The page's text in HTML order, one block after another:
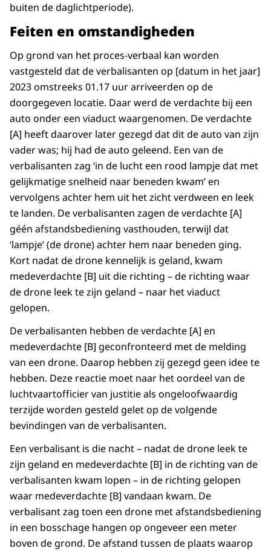
buiten de daglichtperiode).
Feiten en omstandigheden
Op grond van het proces-verbaal kan worden
vastgesteld dat de verbalisanten op [datum in het jaar]
2023 omstreeks 01.17 uur arriveerden op de
doorgegeven locatie. Daar werd de verdachte bij een
auto onder een viaduct waargenomen. De verdachte
[A] heeft daarover later gezegd dat dit de auto van zijn
vader was; hij had de auto geleend. Een van de
verbalisanten zag ‘in de lucht een rood lampje dat met
gelijkmatige snelheid naar beneden kwam’ en
vervolgens achter hem uit het zicht verdween en leek
te landen. De verbalisanten zagen de verdachte [A]
géén afstandsbediening vasthouden, terwijl dat
‘lampje’ (de drone) achter hem naar beneden ging.
Kort nadat de drone kennelijk is geland, kwam
medeverdachte [B] uit die richting – de richting waar
de drone leek te zijn geland – naar het viaduct
gelopen.
De verbalisanten hebben de verdachte [A] en
medeverdachte [B] geconfronteerd met de melding
van een drone. Daarop hebben zij gezegd geen idee te
hebben. Deze reactie moet naar het oordeel van de
luchtvaartofficier van justitie als ongeloofwaardig
terzijde worden gesteld gelet op de volgende
bevindingen van de verbalisanten.
Een verbalisant is die nacht – nadat de drone leek te
zijn geland en medeverdachte [B] in de richting van de
verbalisanten kwam lopen – in de richting gelopen
waar medeverdachte [B] vandaan kwam. De
verbalisant zag toen een drone met afstandsbediening
in een bosschage hangen op ongeveer een meter
boven de grond. De afstand tussen de plaats waarop